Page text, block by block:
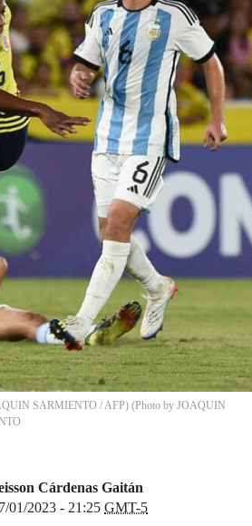
SARMIENTO / AFP) (Photo by JOAQUIN
Cárdenas Gaitán
01/2023 - 21:25 GMT-5